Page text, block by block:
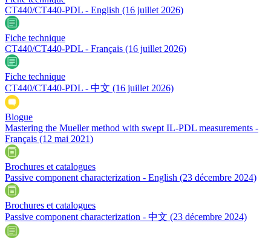
CT440/CT440-PDL - English (16 juillet 2026)
Fiche technique
CT440/CT440-PDL - Français (16 juillet 2026)
Fiche technique
CT440/CT440-PDL - 中文 (16 juillet 2026)
Blogue
Mastering the Mueller method with swept IL-PDL measurements -
Français (12 mai 2021)
Brochures et catalogues
Passive component characterization - English (23 décembre 2024)
Brochures et catalogues
Passive component characterization - 中文 (23 décembre 2024)